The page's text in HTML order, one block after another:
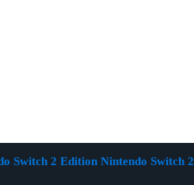
Switch 2 Edition Nintendo Switch 2